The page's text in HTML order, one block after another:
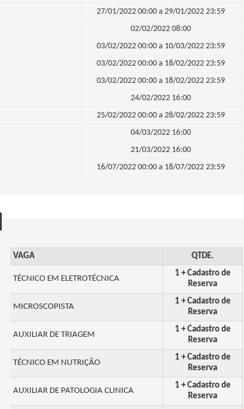
27/01/2022 00:00 a 29/01/2022 23:59
02/02/2022 08:00
03/02/2022 00:00 a 10/03/2022 23:59
03/02/2022 00:00 a 18/02/2022 23:59
03/02/2022 00:00 a 18/02/2022 23:59
24/02/2022 16:00
25/02/2022 00:00 a 28/02/2022 23:59
04/03/2022 16:00
21/03/2022 16:00
16/07/2022 00:00 a 18/07/2022 23:59
VAGA QTDE.
TÉCNICO EM ELETROTÉCNICA
1 + Cadastro de
Reserva
MICROSCOPISTA
1 + Cadastro de
Reserva
AUXILIAR DE TRIAGEM
1 + Cadastro de
Reserva
TÉCNICO EM NUTRIÇÃO
1 + Cadastro de
Reserva
AUXILIAR DE PATOLOGIA CLINICA
1 + Cadastro de
Reserva